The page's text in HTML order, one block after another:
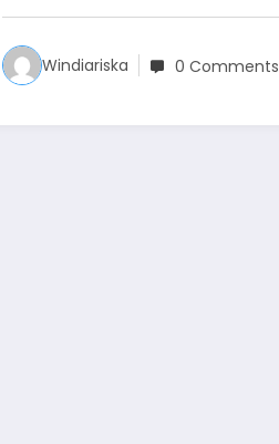
Windiariska 0 Comments